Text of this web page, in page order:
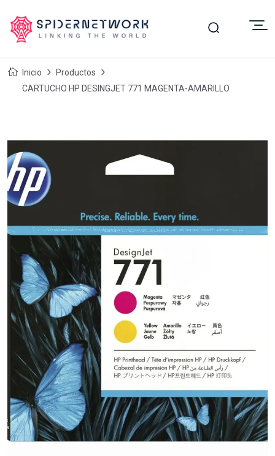
Inicio
Productos
CARTUCHO HP DESINGJET 771 MAGENTA-AMARILLO